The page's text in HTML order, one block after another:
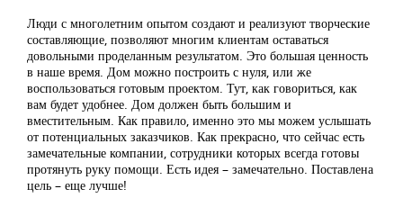
Люди с многолетним опытом создают и реализуют творческие
составляющие, позволяют многим клиентам оставаться
довольными проделанным результатом. Это большая ценность
в наше время. Дом можно построить с нуля, или же
воспользоваться готовым проектом. Тут, как говориться, как
вам будет удобнее. Дом должен быть большим и
вместительным. Как правило, именно это мы можем услышать
от потенциальных заказчиков. Как прекрасно, что сейчас есть
замечательные компании, сотрудники которых всегда готовы
протянуть руку помощи. Есть идея – замечательно. Поставлена
цель – еще лучше!